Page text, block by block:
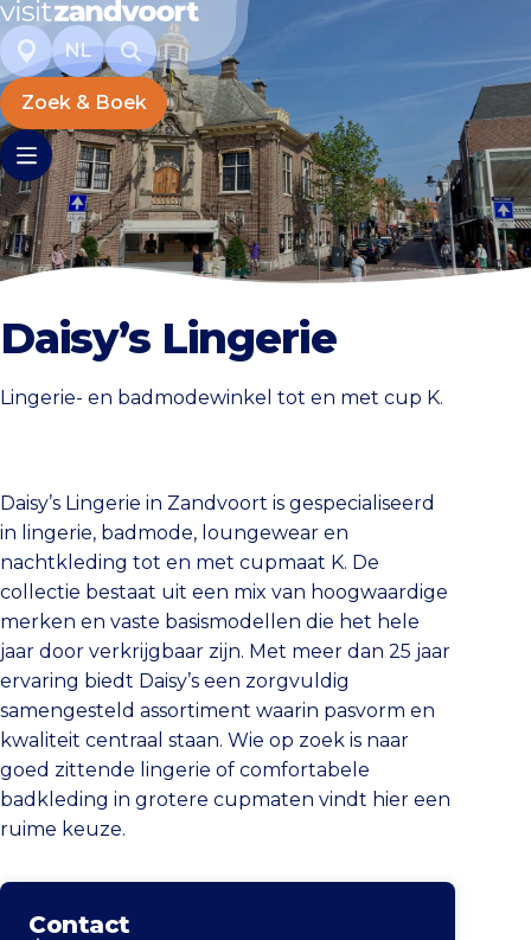
NL
Zoek & Boek
Daisy’s Lingerie
Lingerie- en badmodewinkel tot en met cup K.
Daisy’s Lingerie in Zandvoort is gespecialiseerd
in lingerie, badmode, loungewear en
nachtkleding tot en met cupmaat K. De
collectie bestaat uit een mix van hoogwaardige
merken en vaste basismodellen die het hele
jaar door verkrijgbaar zijn. Met meer dan 25 jaar
ervaring biedt Daisy’s een zorgvuldig
samengesteld assortiment waarin pasvorm en
kwaliteit centraal staan. Wie op zoek is naar
goed zittende lingerie of comfortabele
badkleding in grotere cupmaten vindt hier een
ruime keuze.
Contact